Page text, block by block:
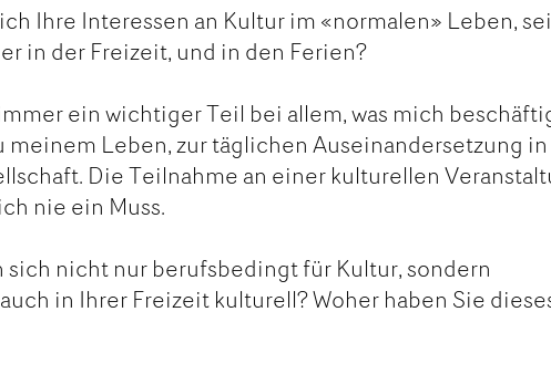
Ihre Interessen an Kultur im «normalen» Leben,
in der Freizeit, und in den Ferien?
ein wichtiger Teil bei allem, was mich
meinem Leben, zur täglichen Auseinandersetzung
Die Teilnahme an einer kulturellen
nie ein Muss.
sich nicht nur berufsbedingt für Kultur, sondern
in Ihrer Freizeit kulturell? Woher haben Sie